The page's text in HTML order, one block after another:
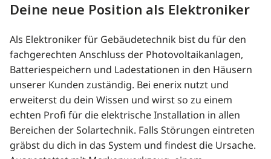
Deine neue Position als Elektroniker
Als Elektroniker für Gebäudetechnik bist du für den
fachgerechten Anschluss der Photovoltaikanlagen,
Batteriespeichern und Ladestationen in den Häusern
unserer Kunden zuständig. Bei enerix nutzt und
erweiterst du dein Wissen und wirst so zu einem
echten Profi für die elektrische Installation in allen
Bereichen der Solartechnik. Falls Störungen eintreten
gräbst du dich in das System und findest die Ursache.